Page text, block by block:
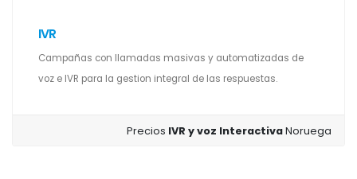
IVR
Campañas con llamadas masivas y automatizadas de
voz e IVR para la gestion integral de las respuestas.
Precios IVR y voz InteractivaNoruega